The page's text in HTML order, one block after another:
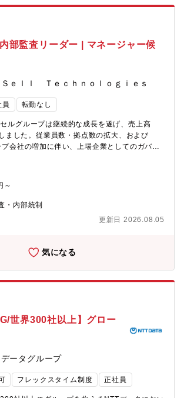
ント業務）M＆A戦略「推進」の起点として、
仮説構築・市場深掘りを担う役割です。・投
ゲット定義・仮説構築・業界／市場調査、投
補先企業の発掘・リストアップ、業態分析・
アプローチ（ソーシング）・初期分析、投資可
を踏まえた投資シナリオ検討②エグゼキュー
ングまでを主担当として推進します。・交渉
DD計画の策定・マネジメント・外部専門家
など）のコントロール・バリュエーション、リ
向け、統合後の事業・組織の仕組みづくりを担
ジェクション作成（財務・KPI連動）・事業戦
プ・KPI設定とモニタリング体制の構築・グル
・推進・ガバナンス設計（意思決定プロセス
の戦略・コーポレートアクション・グループ
グループ横断プロジェクトの企画・推進【組
】・CFO、執行役員と近い距離での業務を遂行
長 多田（ただ）について 新卒でNTTドコモ入
世界で15年以上の経験を有する。2025年1月、
【あなたに提供できる価値】・対象となる企
とコミュニケーションして、経営の大きな意思
ンチャー企業での大幅な権限移譲含めたスピ
・意思決定の経験・形式的なエグゼキューシ
戦略の策定から、ターゲット企業の発掘、交
きる・グループ各社、各部門、外部専門家等
メンバーとの折衝機会を通じたPJマネジメン
部監査リーダー | マネージャー候
ｅｌｌ Ｔｅｃｈｎｏｌｏｇｉｅｓ
員 転勤なし
セルグループは継続的な成長を遂げ、売上高
ました。従業員数・拠点数の拡大、および
会社の増加に伴い、上場企業としてのガバナ
る中で、J-SOX監査や内部統制・内部監査の
し、単一事業モデルの監査から「グループ全
へと役割が変化しています。統制対象が広が
たフレームワークと、事業を深く理解したう
体制で運営しています。今回募集するのは、こ
部門を担うリーダー人材です。グループ会社
監査／内部監査／リスクマネジメントを主導
内部監査機能の一段の強化を実現いただくこ
。【ご入社後に期待する成果】・3ヶ月後：既
体制・グループ会社の統制状況を把握し、担
をリード・半年～1年：グループ全体を対象と
監査を主導、監査計画・改善提案の質を一
査室のコアメンバーとして室の推進をリー
長と並走しながらチームマネジメントに関与
統制（J-SOX監査）に関する業務グループ各
制およびIT統制の整備状況・運用状況の評価
ート（業務記述書、RCMの作成・更新、レビ
～
・内部統制
更新日 2026.08.05
気になる
世界300社以上】グロー
ータグループ
フレックスタイム制度 正社員